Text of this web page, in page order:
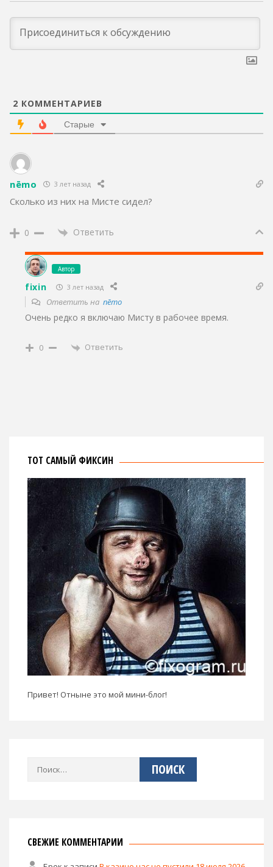
2 КОММЕНТАРИЕВ
Старые
nēmo 3 лет назад
Сколько из них на Мисте сидел?
0 Ответить
Автор
fixin 3 лет назад
Ответить на nēmo
Очень редко я включаю Мисту в рабочее время.
0 Ответить
ТОТ САМЫЙ ФИКСИН
Привет! Отныне это мой мини-блог!
Найти:
СВЕЖИЕ КОММЕНТАРИИ